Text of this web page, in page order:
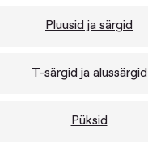
Pluusid ja särgid
T-särgid ja alussärgid
Püksid